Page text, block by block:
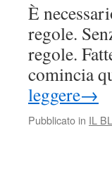
È
regole.
regole.
comincia
leggere→
Pubblicato in IL